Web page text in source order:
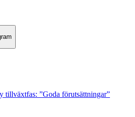
tillväxtfas: ”Goda förutsättningar”